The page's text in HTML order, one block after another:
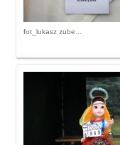
fot_lukasz zube...